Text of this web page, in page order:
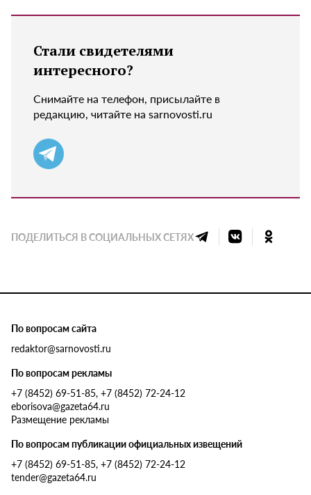
Стали свидетелями
интересного?
Снимайте на телефон, присылайте в
редакцию, читайте на sarnovosti.ru
ПОДЕЛИТЬСЯ В СОЦИАЛЬНЫХ СЕТЯХ
По вопросам сайта
redaktor@sarnovosti.ru
По вопросам рекламы
+7 (8452) 69-51-85, +7 (8452) 72-24-12
eborisova@gazeta64.ru
Размещение рекламы
По вопросам публикации официальных извещений
+7 (8452) 69-51-85, +7 (8452) 72-24-12
tender@gazeta64.ru